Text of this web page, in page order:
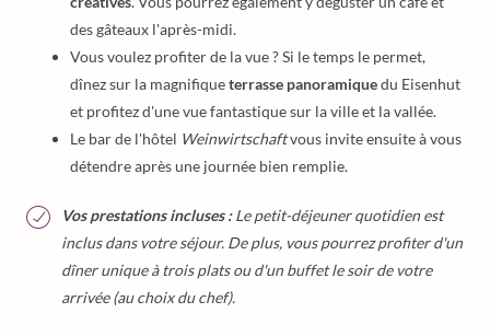
des gâteaux l'après-midi.
Vous voulez profiter de la vue ? Si le temps le permet,
dînez sur la magnifiqueterrasse panoramiquedu Eisenhut
et profitez d'une vue fantastique sur la ville et la vallée.
Le bar de l'hôtel Weinwirtschaftvous invite ensuite à vous
détendre après une journée bien remplie.
Vos prestations incluses :Le petit-déjeuner quotidien est
inclus dans votre séjour. De plus, vous pourrez profiter d'un
dîner unique à trois plats ou d'un buffet le soir de votre
arrivée (au choix du chef).